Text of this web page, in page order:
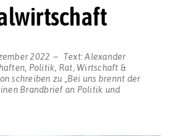
2022 Text:Alexander
, Politik, Rat, Wirtschaft &
schreiben zu „Bei uns brennt der
Brandbrief an Politik und